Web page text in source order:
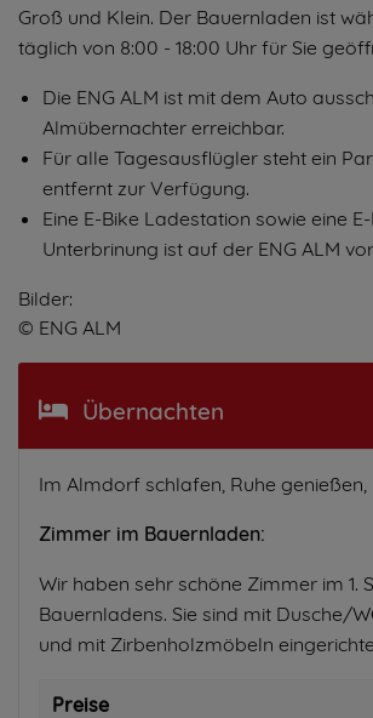
Groß und Klein. Der Bauernladen ist
täglich von 8:00 - 18:00 Uhr für Sie
Die ENG ALM ist mit dem Auto
Almübernachter erreichbar.
Für alle Tagesausflügler steht ein
entfernt zur Verfügung.
Eine E-Bike Ladestation sowie eine
Unterbrinung ist auf der ENG ALM
Bilder:
© ENG ALM
Übernachten
Im Almdorf schlafen, Ruhe genießen,
Zimmer im Bauernladen:
Wir haben sehr schöne Zimmer im 1.
Bauernladens. Sie sind mit Dusche/
und mit Zirbenholzmöbeln
Preise